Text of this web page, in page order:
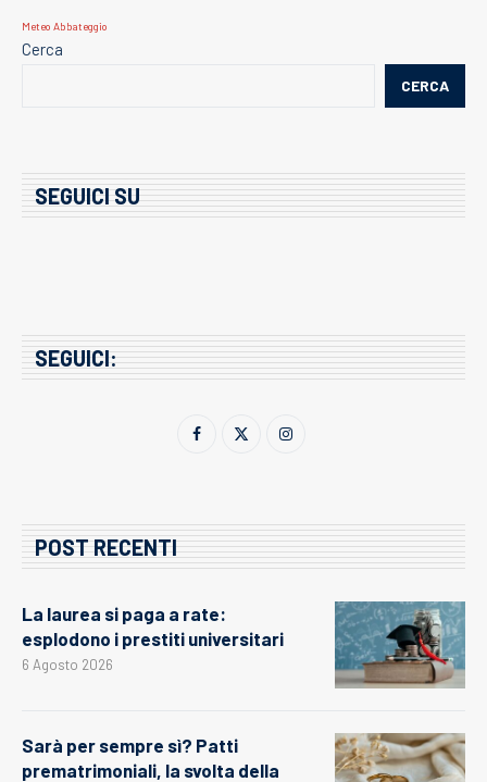
Meteo Abbateggio
Cerca
CERCA
SEGUICI SU
SEGUICI:
POST RECENTI
La laurea si paga a rate:
esplodono i prestiti universitari
6 Agosto 2026
Sarà per sempre sì? Patti
prematrimoniali, la svolta della